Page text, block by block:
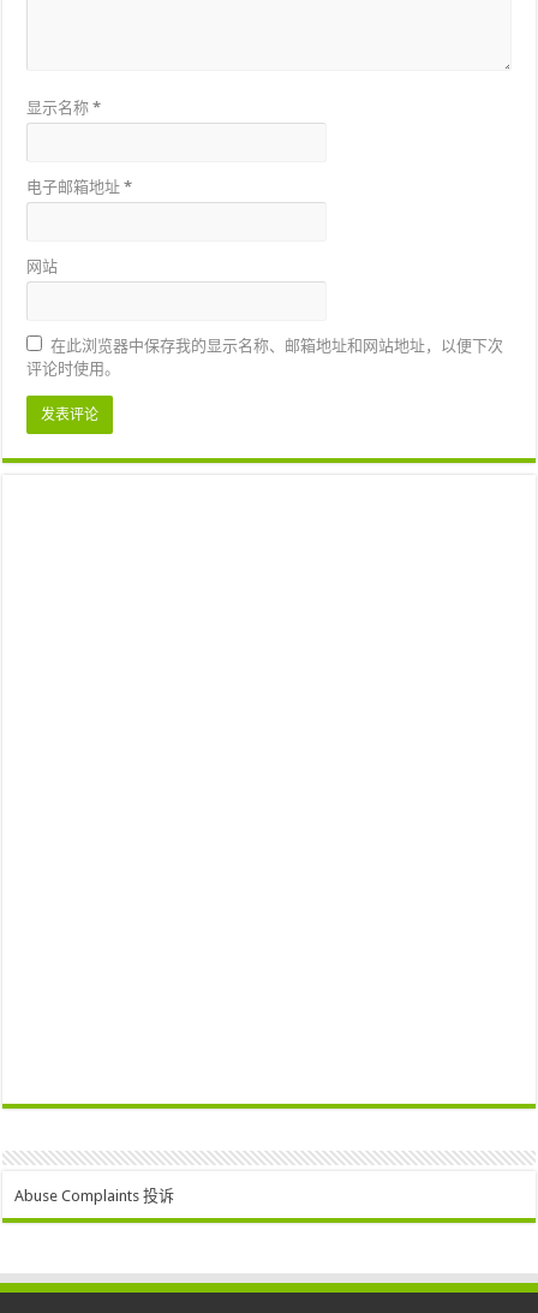
显示名称*
电子邮箱地址*
网站
在此浏览器中保存我的显示名称、邮箱地址和网站地址，以便下次
评论时使用。
Abuse Complaints 投诉